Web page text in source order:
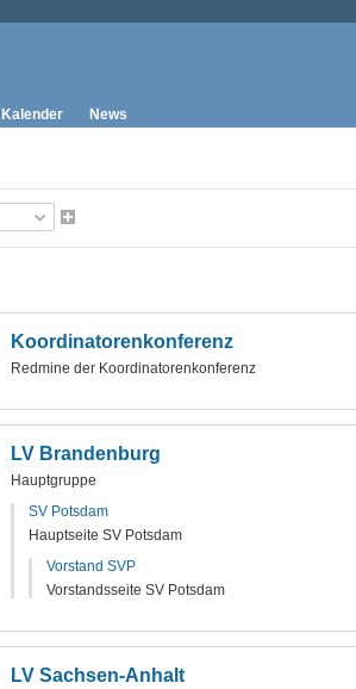
Kalender News
Koordinatorenkonferenz
Redmine der Koordinatorenkonferenz
LV Brandenburg
Hauptgruppe
SV Potsdam
Hauptseite SV Potsdam
Vorstand SVP
Vorstandsseite SV Potsdam
LV Sachsen-Anhalt